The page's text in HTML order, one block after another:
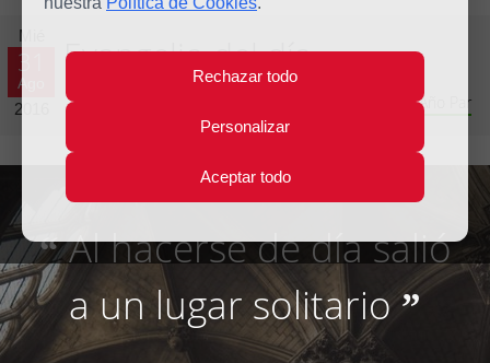
Rechazar todo
Personalizar
Aceptar todo
Mié
31
Ago
2016
Evangelio del día
Vigésimo segunda Semana del Tiempo Ordinario - Año Par
“Al hacerse de día salió
a un lugar solitario”